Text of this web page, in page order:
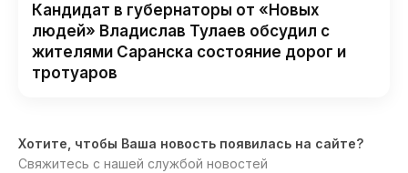
Кандидат в губернаторы от «Новых
людей» Владислав Тулаев обсудил с
жителями Саранска состояние дорог и
тротуаров
Хотите, чтобы Ваша новость появилась на сайте?
Свяжитесь с нашей службой новостей